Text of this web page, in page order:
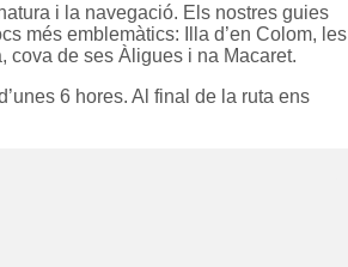
i la navegació. Els nostres guies
més emblemàtics: Illa d’en Colom, les
cova de ses Àligues i na Macaret.
6 hores. Al final de la ruta ens